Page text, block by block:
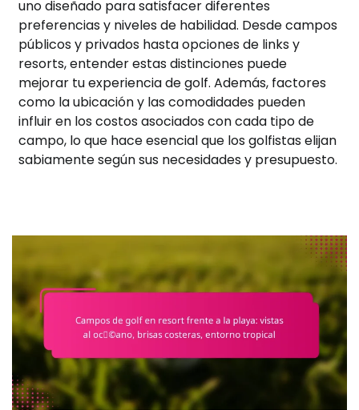
uno diseñado para satisfacer diferentes
preferencias y niveles de habilidad. Desde campos
públicos y privados hasta opciones de links y
resorts, entender estas distinciones puede
mejorar tu experiencia de golf. Además, factores
como la ubicación y las comodidades pueden
influir en los costos asociados con cada tipo de
campo, lo que hace esencial que los golfistas elijan
sabiamente según sus necesidades y presupuesto.